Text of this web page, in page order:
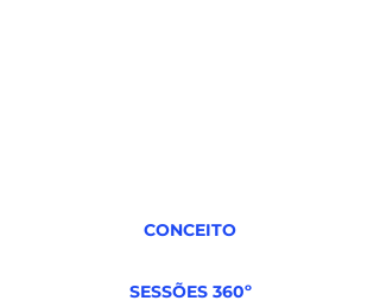
CONCEITO
SESSÕES 360º